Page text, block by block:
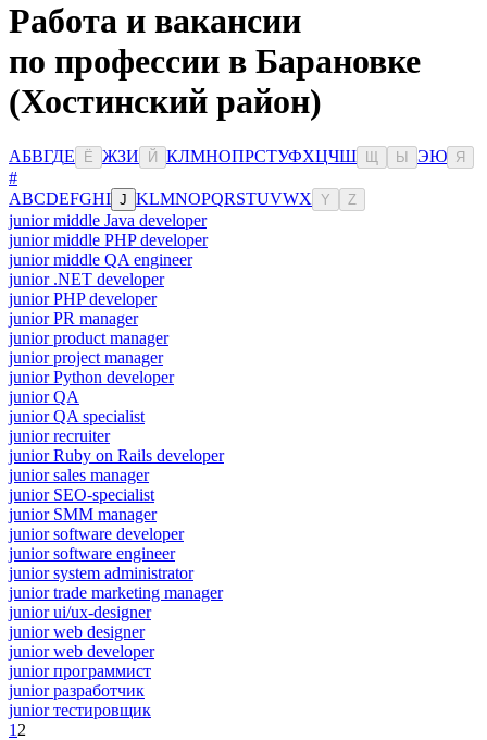
Работа и вакансии
по профессии в Барановке
(Хостинский район)
АБВГДЕ Ё ЖЗИ Й КЛМНОПРСТУФХЦЧШ Ы ЭЮ Я
#
ABCDEFGHI J KLMNOPQRSTUVWX Y Z
junior middle Java developer
junior middle PHP developer
junior middle QA engineer
junior .NET developer
junior PHP developer
junior PR manager
junior product manager
junior project manager
junior Python developer
junior QA
junior QA specialist
junior recruiter
junior Ruby on Rails developer
junior sales manager
junior SEO-specialist
junior SMM manager
junior software developer
junior software engineer
junior system administrator
junior trade marketing manager
junior ui/ux-designer
junior web designer
junior web developer
junior программист
junior разработчик
junior тестировщик
1 2